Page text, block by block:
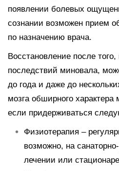
появлении болевых
сознании возможен прием
по назначению врача.
Восстановление после
последствий миновала,
до года и даже до
мозга обширного характера
если придерживаться
Физиотерапия –
возможно, на
лечении или